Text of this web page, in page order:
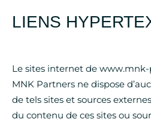
LIENS
Le sites internet de www.mnk-
MNK Partners ne dispose
de tels sites et sources
du contenu de ces sites ou